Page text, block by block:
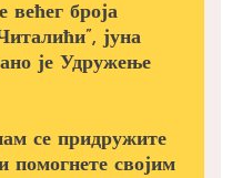
већег броја
јуна
је Удружење
се придружите
помогнете својим